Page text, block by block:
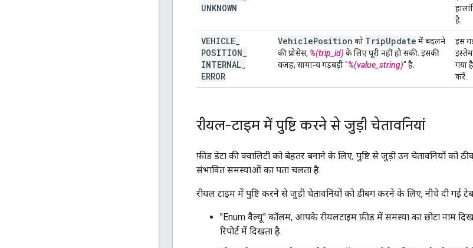
UNKNOWN
है.
VEHICLE
POSITION
INTERNAL
ERROR
VehiclePosition को TripUpdate में बदलने
की प्रोसेस, %(trip_id) के लिए पूरी नहीं हो सकी. इसकी
वजह, सामान्य गड़बड़ी "%(value_string)" है.
इस
गया
करें.
रीयल-टाइम में पुष्टि करने से जुड़ी चेतावनियां
फ़ीड डेटा की क्वालिटी को बेहतर बनाने के लिए, पुष्टि से जुड़ी उन चेतावनियों
संभावित समस्याओं का पता चलता है.
रीयल टाइम में पुष्टि करने से जुड़ी चेतावनियों को डीबग करने के लिए, नीचे दी गई
"Enum वैल्यू" कॉलम, आपके रीयलटाइम फ़ीड में समस्या का छोटा नाम
रिपोर्ट में दिखता है.